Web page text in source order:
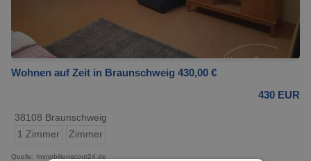
Wohnen auf Zeit in Braunschweig 430,00 €
430 EUR
38108 Braunschweig
1 Zimmer
Zimmer
Quelle: Immobilienscout24.de